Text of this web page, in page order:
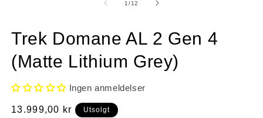
1 /av
12
Trek Domane AL 2 Gen 4
(Matte Lithium Grey)
Ingen anmeldelser
Vanlig
13.999,00 kr Utsolgt